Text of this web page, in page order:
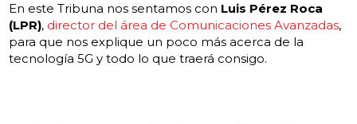
En este Tribuna nos sentamos con Luis Pérez Roca
(LPR), director del área de Comunicaciones Avanzadas,
para que nos explique un poco más acerca de la
tecnología 5G y todo lo que traerá consigo.